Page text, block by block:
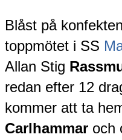
Blåst på
toppmötet i SS
Allan Stig
redan efter 12
kommer att ta
Carlhammar och